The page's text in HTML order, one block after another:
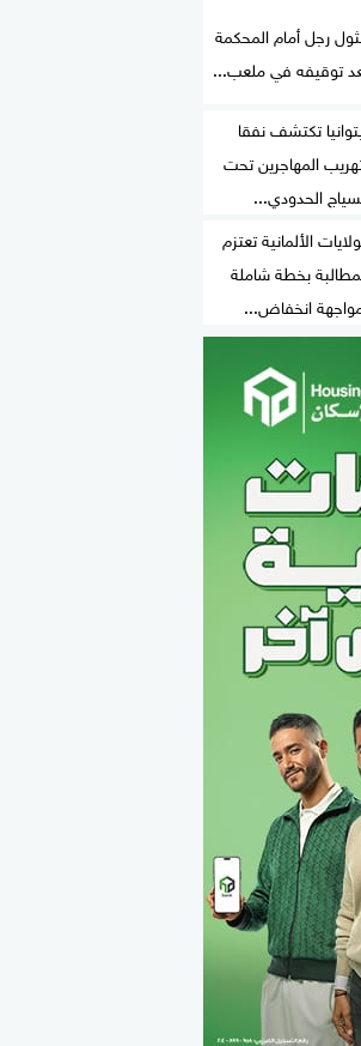
رجل أمام المحكمة
توقيفه في ملعب...
تكتشف نفقا
المهاجرين تحت
الحدودي...
الألمانية تعتزم
بخطة شاملة
انخفاض...